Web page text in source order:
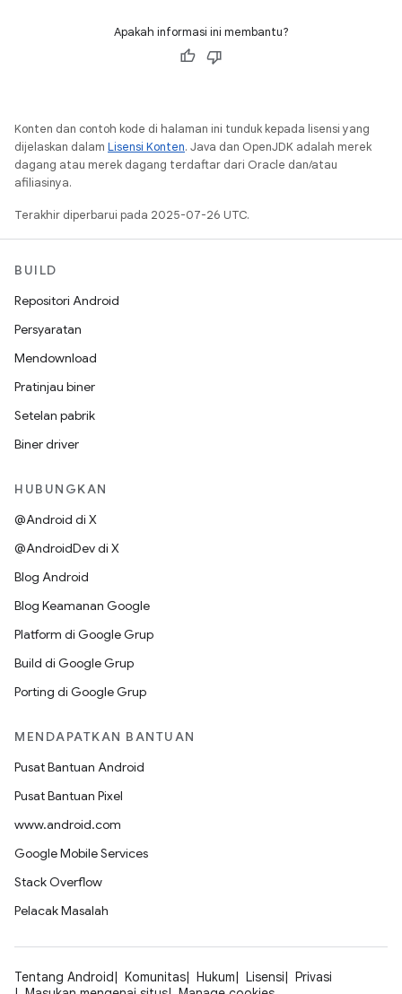
Apakah informasi ini membantu?
Konten dan contoh kode di halaman ini tunduk kepada lisensi yang
dijelaskan dalam Lisensi Konten. Java dan OpenJDK adalah merek
dagang atau merek dagang terdaftar dari Oracle dan/atau
afiliasinya.
Terakhir diperbarui pada 2025-07-26 UTC.
BUILD
Repositori Android
Persyaratan
Mendownload
Pratinjau biner
Setelan pabrik
Biner driver
HUBUNGKAN
@Android di X
@AndroidDev di X
Blog Android
Blog Keamanan Google
Platform di Google Grup
Build di Google Grup
Porting di Google Grup
MENDAPATKAN BANTUAN
Pusat Bantuan Android
Pusat Bantuan Pixel
www.android.com
Google Mobile Services
Stack Overflow
Pelacak Masalah
Tentang Android Komunitas Hukum Lisensi
Privasi